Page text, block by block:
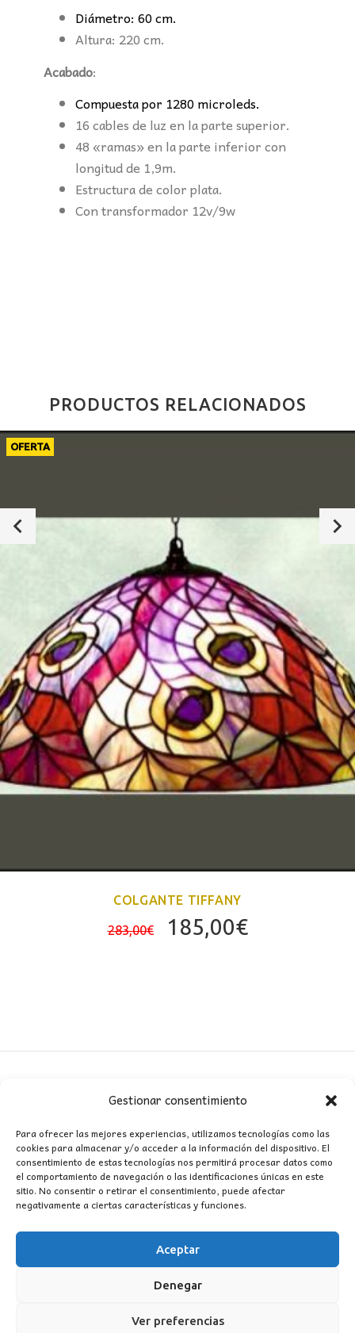
Gestionar consentimiento
Para ofrecer las mejores experiencias, utilizamos tecnologías como las
cookies para almacenar y/o acceder a la información del dispositivo. El
consentimiento de estas tecnologías nos permitirá procesar datos como
el comportamiento de navegación o las identificaciones únicas en este
sitio. No consentir o retirar el consentimiento, puede afectar
negativamente a ciertas características y funciones.
Aceptar
Denegar
Ver preferencias
Diámetro: 60 cm.
Altura: 220 cm.
Acabado:
Compuesta por 1280 microleds.
16 cables de luz en la parte superior.
48 «ramas» en la parte inferior con
longitud de 1,9m.
Estructura de color plata.
Con transformador 12v/9w
PRODUCTOS RELACIONADOS
OFERTA
COLGANTE TIFFANY
283,00€
El
185,00€El
MI CUENTA
INFORMACIÓN
WhatsApp
TikTok
Instagram
© 2016 . Todos los derechos reservados.